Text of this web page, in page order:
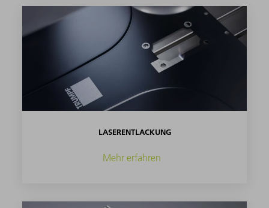
LASERENTLACKUNG
Mehr erfahren